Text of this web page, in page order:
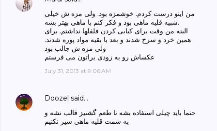
من اینو درست کردم. خوشمزه بود. ولی مزه ش خیلی
شبیه قلیه ماهی بود و فکر کنم با ماهی بهتر بشه.
البته من وقت برای کبابی کردن فلفلها نداشتم. برای
همین خرد و سرخ شدند و بعد با بقیه مواد پوره شدند.
ولی مزه ش جالب بود
عکساش رو به زودی براتون می فرستم
July 31, 2013 at 9:06 AM
Doozel said…
حتما باید چیلی استفاده بشه تا طعم گشنیز قالب نشه و
به سمت قلیه ماهی سیر نکنیم